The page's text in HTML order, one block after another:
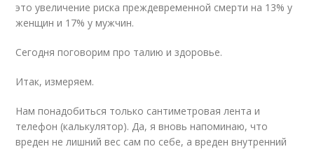
это увеличение риска преждевременной смерти на 13% у
женщин и 17% у мужчин.
Сегодня поговорим про талию и здоровье.
Итак, измеряем.
Нам понадобиться только сантиметровая лента и
телефон (калькулятор). Да, я вновь напоминаю, что
вреден не лишний вес сам по себе, а вреден внутренний